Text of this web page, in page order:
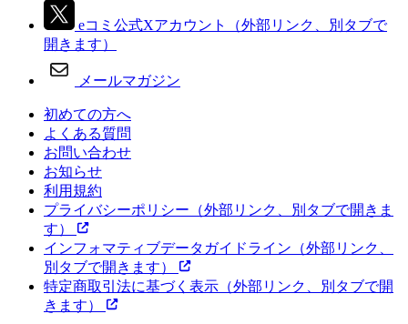
eコミ公式Xアカウント
（外部リンク、別タブで
開きます）
メールマガジン
初めての方へ
よくある質問
お問い合わせ
お知らせ
利用規約
プライバシーポリシー （外部リンク、別タブで開きま
す）
インフォマティブデータガイドライン （外部リンク、
別タブで開きます）
特定商取引法に基づく表示 （外部リンク、別タブで開
きます）